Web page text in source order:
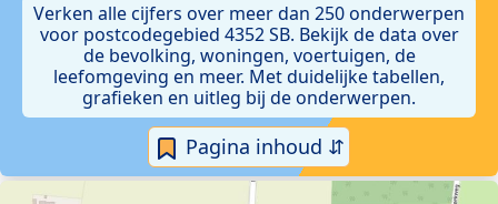
Verken alle cijfers over meer dan 250 onderwerpen
voor postcodegebied 4352 SB. Bekijk de data over
de bevolking, woningen, voertuigen, de
leefomgeving en meer. Met duidelijke tabellen,
grafieken en uitleg bij de onderwerpen.
Pagina inhoud ⇵